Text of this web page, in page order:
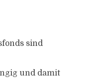
sind
und damit